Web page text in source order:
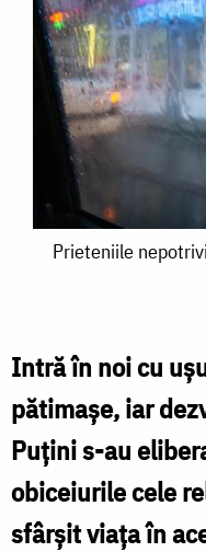
Prieteniile
sufletul
/
Foto:
Oana
Nechifor
Prieteniile
Intră în noi cu
pătimașe, iar
Puțini s-au
obiceiurile cele
sfârșit viața în